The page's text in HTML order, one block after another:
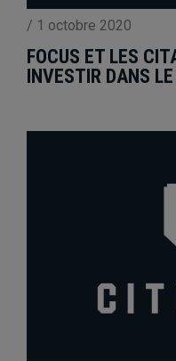
/ 1 octobre 2020
FOCUS ET LES
INVESTIR DANS